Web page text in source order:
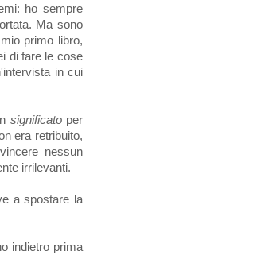
ho sempre
Ma sono
primo libro,
di fare le cose
in cui
significatoper
era retribuito,
nessun
irrilevanti.
a spostare la
indietro prima